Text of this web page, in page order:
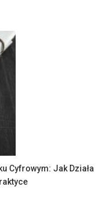
Cyfrowym: Jak Działa